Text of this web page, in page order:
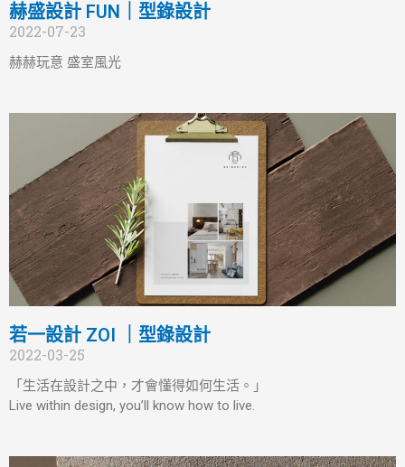
赫盛設計 FUN｜型錄設計
2022-07-23
赫赫玩意 盛室風光
若一設計 ZOI ｜型錄設計
2022-03-25
「生活在設計之中，才會懂得如何生活。」
Live within design, you’ll know how to live.